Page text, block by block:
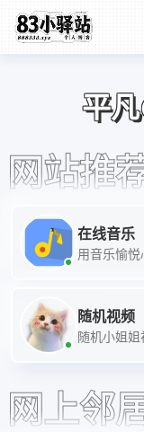
平
网站推
在线音乐
用音乐愉悦
随机视频
随机小姐姐
网上邻